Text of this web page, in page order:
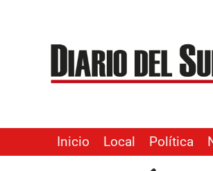
contenido
Inicio Local Política